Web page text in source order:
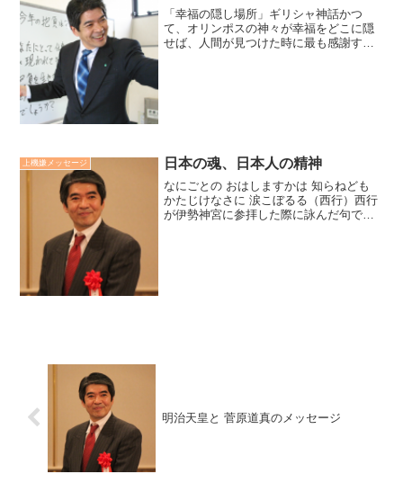
「幸福の隠し場所」ギリシャ神話かつ
て、オリンポスの神々が幸福をどこに隠
せば、人間が見つけた時に最も感謝する
上機嫌メッセージ 日本の魂、日本人の精神
なにごとの おはしますかは 知らねども
かたじけなさに 涙こぼるる（西行）西行
が伊勢神宮に参拝した際に詠んだ句で
明治天皇と 菅原道真のメッセージ